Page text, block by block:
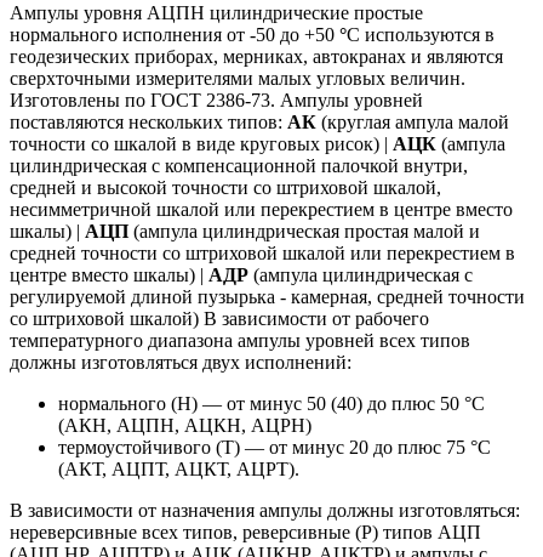
Ампулы уровня АЦПН цилиндрические простые
нормального исполнения от -50 до +50 °С используются в
геодезических приборах, мерниках, автокранах и являются
сверхточными измерителями малых угловых величин.
Изготовлены по ГОСТ 2386-73. Ампулы уровней
поставляются нескольких типов: АК (круглая ампула малой
точности со шкалой в виде круговых рисок) | АЦК (ампула
цилиндрическая с компенсационной палочкой внутри,
средней и высокой точности со штриховой шкалой,
несимметричной шкалой или перекрестием в центре вместо
шкалы) | АЦП (ампула цилиндрическая простая малой и
средней точности со штриховой шкалой или перекрестием в
центре вместо шкалы) | АДР (ампула цилиндрическая с
регулируемой длиной пузырька - камерная, средней точности
со штриховой шкалой) В зависимости от рабочего
температурного диапазона ампулы уровней всех типов
должны изготовляться двух исполнений:
нормального (Н) — от минус 50 (40) до плюс 50 °С
(АКН, АЦПН, АЦКН, АЦРН)
термоустойчивого (Т) — от минус 20 до плюс 75 °С
(АКТ, АЦПТ, АЦКТ, АЦРТ).
В зависимости от назначения ампулы должны изготовляться:
нереверсивные всех типов, реверсивные (Р) типов АЦП